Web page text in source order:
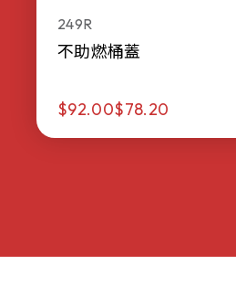
249R
不助燃桶蓋
$92.00$78.20